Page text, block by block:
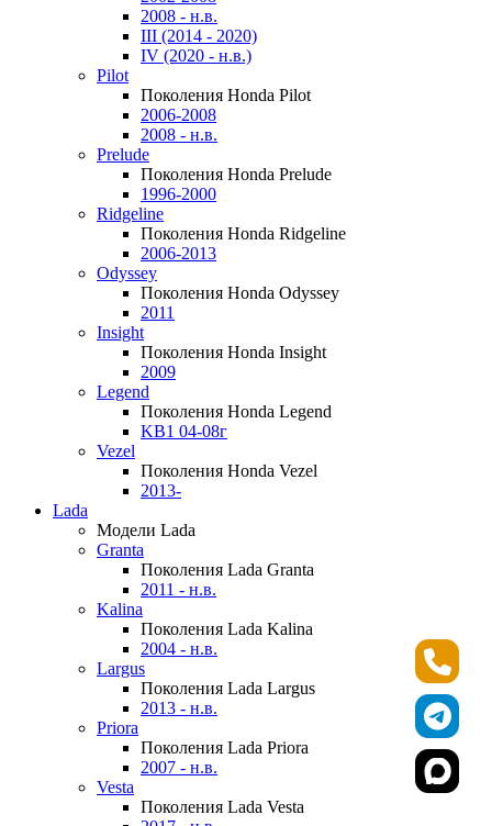
2008 - н.в.
III (2014 - 2020)
IV (2020 - н.в.)
Pilot
Поколения Honda Pilot
2006-2008
2008 - н.в.
Prelude
Поколения Honda Prelude
1996-2000
Ridgeline
Поколения Honda Ridgeline
2006-2013
Odyssey
Поколения Honda Odyssey
2011
Insight
Поколения Honda Insight
2009
Legend
Поколения Honda Legend
KB1 04-08г
Vezel
Поколения Honda Vezel
2013-
Lada
Модели Lada
Granta
Поколения Lada Granta
2011 - н.в.
Kalina
Поколения Lada Kalina
2004 - н.в.
Largus
Поколения Lada Largus
2013 - н.в.
Priora
Поколения Lada Priora
2007 - н.в.
Vesta
Поколения Lada Vesta